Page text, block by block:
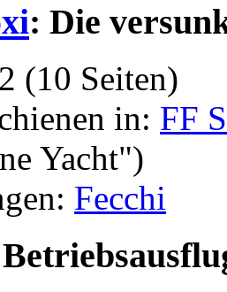
: Die
(10 Seiten)
in: FF
Yacht")
Fecchi